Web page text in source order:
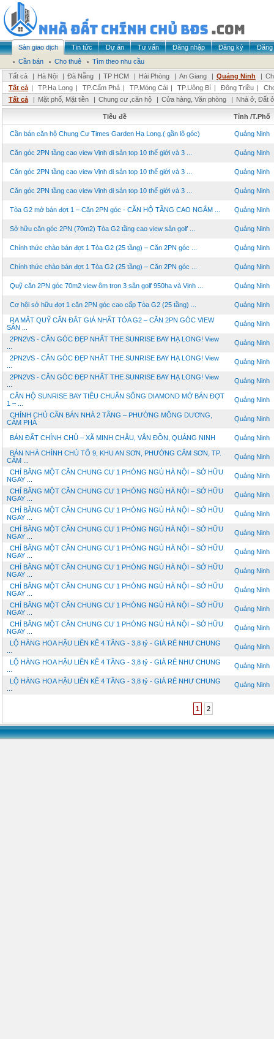
Sàn giao dịch Tin tức Dự án Tư vấn Đăng nhập Đăng ký
Đăng
Cần bán
Cho thuê
Tìm theo nhu cầu
Tất cả
| Hà Nội | Đà Nẵng | TP HCM | Hải Phòng | An Giang | Quảng Ninh |
Tất cả | TP.Hạ Long | TP.Cẩm Phả | TP.Móng Cái | TP.Uông Bí | Đông Triều |
Tất cả
| Mặt phố, Mặt tiền | Chung cư ,căn hộ | Cửa hàng, Văn phòng | Nhà ở, Đất ở
Tiêu đề Tỉnh /T.Phố
Cần bán căn hộ Chung Cư Times Garden Hạ Long.( gần lô góc) Quảng Ninh
Căn góc 2PN tầng cao view Vịnh di sản top 10 thế giới và 3 ... Quảng Ninh
Căn góc 2PN tầng cao view Vịnh di sản top 10 thế giới và 3 ... Quảng Ninh
Căn góc 2PN tầng cao view Vịnh di sản top 10 thế giới và 3 ... Quảng Ninh
Tòa G2 mở bán đợt 1 – Căn 2PN góc - CĂN HỘ TẦNG CAO NGẮM ... Quảng Ninh
Sở hữu căn góc 2PN (70m2) Tòa G2 tầng cao view sân golf ... Quảng Ninh
Chính thức chào bán đợt 1 Tòa G2 (25 tầng) – Căn 2PN góc ... Quảng Ninh
Chính thức chào bán đợt 1 Tòa G2 (25 tầng) – Căn 2PN góc ... Quảng Ninh
Quỹ căn 2PN góc 70m2 view ôm trọn 3 sân golf 950ha và Vịnh ... Quảng Ninh
Cơ hội sở hữu đợt 1 căn 2PN góc cao cấp Tòa G2 (25 tầng) ... Quảng Ninh
RA MẮT QUỸ CĂN ĐẮT GIÁ NHẤT TÒA G2 – CĂN 2PN GÓC VIEW
SÂN ...
Quảng Ninh
2PN2VS - CĂN GÓC ĐẸP NHẤT THE SUNRISE BAY HẠ LONG! View
Quảng Ninh
2PN2VS - CĂN GÓC ĐẸP NHẤT THE SUNRISE BAY HẠ LONG! View
Quảng Ninh
2PN2VS - CĂN GÓC ĐẸP NHẤT THE SUNRISE BAY HẠ LONG! View
Quảng Ninh
CĂN HỘ SUNRISE BAY TIÊU CHUẨN SỐNG DIAMOND MỞ BÁN ĐỢT
1 – ...
Quảng Ninh
CHÍNH CHỦ CẦN BÁN NHÀ 2 TẦNG – PHƯỜNG MÔNG DƯƠNG,
CẨM PHẢ
Quảng Ninh
BÁN ĐẤT CHÍNH CHỦ – XÃ MINH CHÂU, VÂN ĐỒN, QUẢNG NINH Quảng Ninh
BÁN NHÀ CHÍNH CHỦ TỔ 9, KHU AN SƠN, PHƯỜNG CẨM SƠN, TP.
CẨM ...
Quảng Ninh
CHỈ BẰNG MỘT CĂN CHUNG CƯ 1 PHÒNG NGỦ HÀ NỘI – SỞ HỮU
NGAY ...
Quảng Ninh
CHỈ BẰNG MỘT CĂN CHUNG CƯ 1 PHÒNG NGỦ HÀ NỘI – SỞ HỮU
NGAY ...
Quảng Ninh
CHỈ BẰNG MỘT CĂN CHUNG CƯ 1 PHÒNG NGỦ HÀ NỘI – SỞ HỮU
NGAY ...
Quảng Ninh
CHỈ BẰNG MỘT CĂN CHUNG CƯ 1 PHÒNG NGỦ HÀ NỘI – SỞ HỮU
NGAY ...
Quảng Ninh
CHỈ BẰNG MỘT CĂN CHUNG CƯ 1 PHÒNG NGỦ HÀ NỘI – SỞ HỮU
NGAY ...
Quảng Ninh
CHỈ BẰNG MỘT CĂN CHUNG CƯ 1 PHÒNG NGỦ HÀ NỘI – SỞ HỮU
NGAY ...
Quảng Ninh
CHỈ BẰNG MỘT CĂN CHUNG CƯ 1 PHÒNG NGỦ HÀ NỘI – SỞ HỮU
NGAY ...
Quảng Ninh
CHỈ BẰNG MỘT CĂN CHUNG CƯ 1 PHÒNG NGỦ HÀ NỘI – SỞ HỮU
NGAY ...
Quảng Ninh
CHỈ BẰNG MỘT CĂN CHUNG CƯ 1 PHÒNG NGỦ HÀ NỘI – SỞ HỮU
NGAY ...
Quảng Ninh
LỘ HÀNG HOA HẬU LIỀN KỀ 4 TẦNG - 3,8 tỷ - GIÁ RẺ NHƯ CHUNG
Quảng Ninh
LỘ HÀNG HOA HẬU LIỀN KỀ 4 TẦNG - 3,8 tỷ - GIÁ RẺ NHƯ CHUNG
Quảng Ninh
LỘ HÀNG HOA HẬU LIỀN KỀ 4 TẦNG - 3,8 tỷ - GIÁ RẺ NHƯ CHUNG
Quảng Ninh
1 2